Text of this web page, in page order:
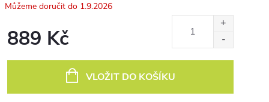
1.9.2026
889 Kč
VLOŽIT DO KOŠÍKU